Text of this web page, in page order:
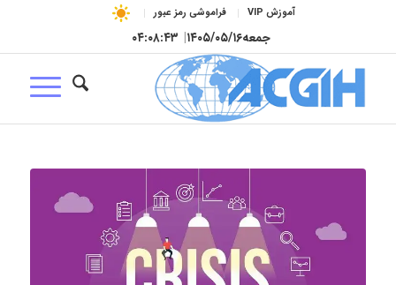
آموزش VIP فراموشی رمز عبور
جمعه۱۴۰۵/۰۵/۱۶| ۰۴:۰۸:۴۴